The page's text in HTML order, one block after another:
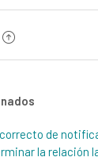
de
la relación